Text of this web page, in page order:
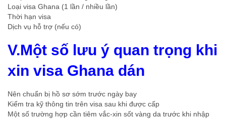
Loại visa Ghana (1 lần / nhiều lần)
Thời hạn visa
Dịch vụ hỗ trợ (nếu có)
V.Một số lưu ý quan trọng khi
xin visa Ghana dán
Nên chuẩn bị hồ sơ sớm trước ngày bay
Kiểm tra kỹ thông tin trên visa sau khi được cấp
Một số trường hợp cần tiêm vắc-xin sốt vàng da trước khi nhập